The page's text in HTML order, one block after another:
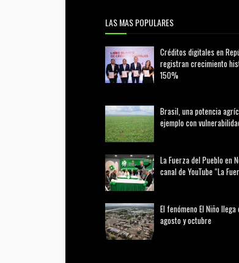
LAS MAS POPULARES
Créditos digitales en
registran crecimiento
150%
Brasil, una potencia
ejemplo con
La Fuerza del Pueblo en
canal de YouTube “La
El fenómeno El Niño
agosto y octubre